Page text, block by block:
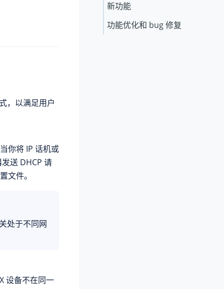
，以满足用户
你将 IP 话机或
送 DHCP 请
文件。
处于不同网
设备不在同一
新功能
功能优化和 bug 修复